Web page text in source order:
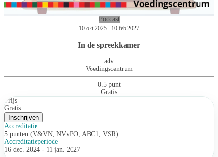
Podcast
10 okt 2025 - 10 feb 2027
In de spreekkamer
adv
Voedingscentrum
0.5 punt
Gratis
Prijs
Gratis
Inschrijven
Accreditatie
5 punten (V&VN, NVvPO, ABC1, VSR)
Accreditatieperiode
16 dec. 2024 - 11 jan. 2027